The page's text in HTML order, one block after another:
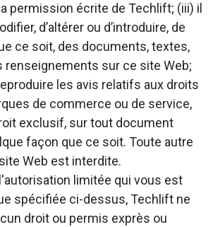
permission écrite de Techlift; (iii) il
d’altérer ou d’introduire, de
ce soit, des documents, textes,
renseignements sur ce site Web;
les avis relatifs aux droits
de commerce ou de service,
exclusif, sur tout document
façon que ce soit. Toute autre
Web est interdite.
limitée qui vous est
spécifiée ci-dessus, Techlift ne
droit ou permis exprès ou